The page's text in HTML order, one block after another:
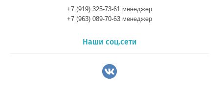
+7 (919) 325-73-61 менеджер
+7 (963) 089-70-63 менеджер
Наши соц.сети